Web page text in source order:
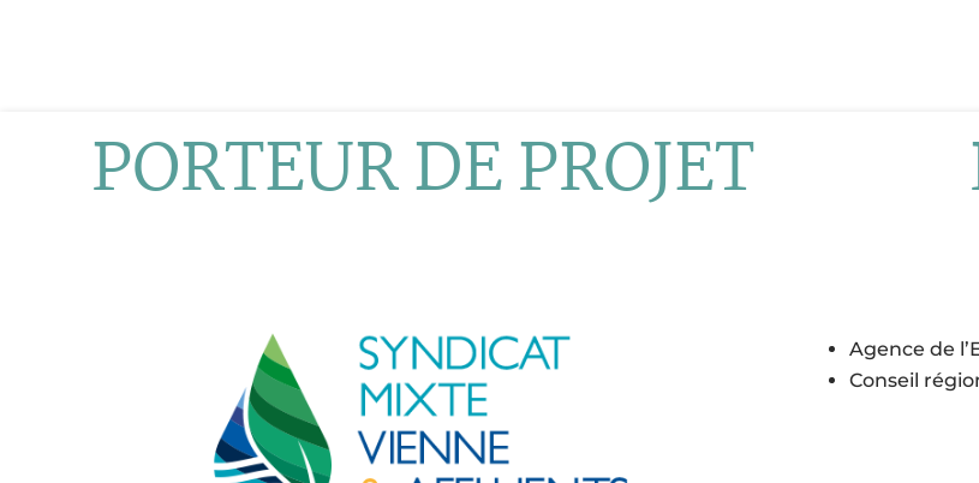
PORTEUR DE PROJET
Agence de
Conseil